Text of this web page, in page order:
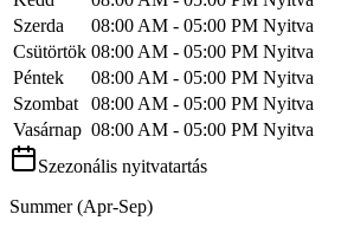
Szerda
08:00 AM - 05:00 PM Nyitva
Csütörtök 08:00 AM - 05:00 PM Nyitva
Péntek
08:00 AM - 05:00 PM Nyitva
Szombat
08:00 AM - 05:00 PM Nyitva
Vasárnap 08:00 AM - 05:00 PM Nyitva
Szezonális nyitvatartás
Summer (Apr-Sep)